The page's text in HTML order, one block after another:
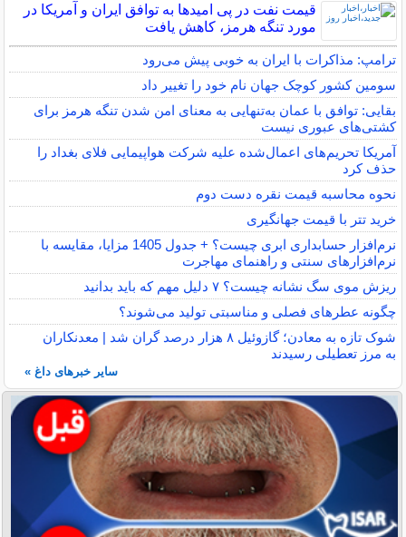
قیمت نفت در پی امیدها به توافق ایران و آمریکا در
مورد تنگه هرمز، کاهش یافت
ترامپ: مذاکرات با ایران به خوبی پیش می‌رود
سومین کشور کوچک جهان نام خود را تغییر داد
بقایی: توافق با عمان به‌تنهایی به معنای امن شدن تنگه هرمز برای
کشتی‌های عبوری نیست
آمریکا تحریم‌های اعمال‌شده علیه شرکت هواپیمایی فلای بغداد را
حذف کرد
نحوه محاسبه قیمت نقره دست دوم
خرید تتر با قیمت جهانگیری
نرم‌افزار حسابداری ابری چیست؟ + جدول 1405 مزایا، مقایسه با
نرم‌افزارهای سنتی و راهنمای مهاجرت
ریزش موی سگ نشانه چیست؟ ۷ دلیل مهم که باید بدانید
چگونه عطرهای فصلی و مناسبتی تولید می‌شوند؟
شوک تازه به معادن؛ گازوئیل ۸ هزار درصد گران شد | معدنکاران
به مرز تعطیلی رسیدند
سایر خبرهای داغ »